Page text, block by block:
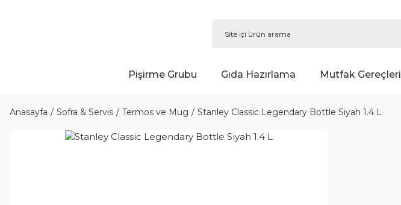
Pişirme Grubu Gıda Hazırlama Mutfak Gereçleri
Anasayfa Sofra & Servis Termos ve Mug Stanley Classic Legendary Bottle Siyah 1.4 L